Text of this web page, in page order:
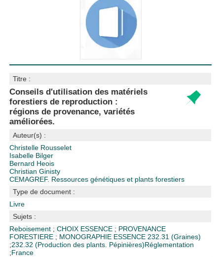
Titre :
Conseils d'utilisation des matériels
forestiers de reproduction :
régions de provenance, variétés
améliorées.
Auteur(s) :
Christelle Rousselet
Isabelle Bilger
Bernard Heois
Christian Ginisty
CEMAGREF. Ressources génétiques et plants forestiers
Type de document :
Livre
Sujets :
Reboisement ;CHOIX ESSENCE ; PROVENANCE
FORESTIERE ; MONOGRAPHIE ESSENCE 232.31 (Graines)
;232.32 (Production des plants. Pépinières)Réglementation
;France